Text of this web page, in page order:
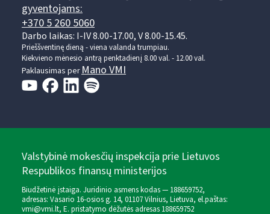
gyventojams:
+370 5 260 5060
Darbo laikas: I-IV 8.00-17.00, V 8.00-15.45.
Prieššventinę dieną - viena valanda trumpiau.
Kiekvieno mėnesio antrą penktadienį 8.00 val. - 12.00 val.
Paklausimas perMano VMI
Valstybinė mokesčių inspekcija prie Lietuvos
Respublikos finansų ministerijos
Biudžetinė įstaiga. Juridinio asmens kodas — 188659752,
adresas: Vasario 16-osios g. 14, 01107 Vilnius, Lietuva, el.paštas:
vmi@vmi.lt, E. pristatymo dėžutės adresas 188659752